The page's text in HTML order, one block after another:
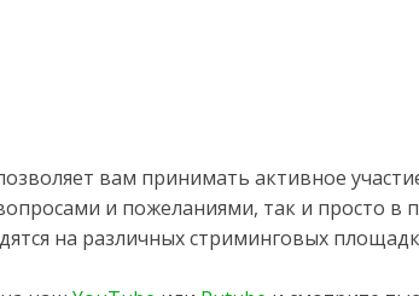
вам принимать активное
и пожеланиями, так и просто
на различных стриминговых